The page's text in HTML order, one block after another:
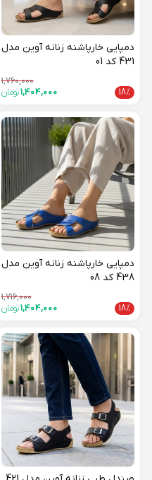
دمپایی خارپاشنه زنانه آوین مدل
431 کد 01
1,760,000
18%
1,404,000تومان
دمپایی خارپاشنه زنانه آوین مدل
438 کد 08
1,716,000
18%
1,404,000تومان